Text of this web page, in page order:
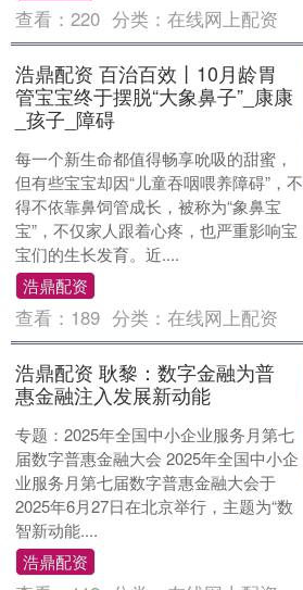
查看：220 分类：在线网上配资
浩鼎配资 百治百效丨10月龄胃
管宝宝终于摆脱“大象鼻子”_康康
_孩子_障碍
每一个新生命都值得畅享吮吸的甜蜜，
但有些宝宝却因“儿童吞咽喂养障碍”，不
得不依靠鼻饲管成长，被称为“象鼻宝
宝”，不仅家人跟着心疼，也严重影响宝
宝们的生长发育。近....
浩鼎配资
查看： 189 分类：在线网上配资
浩鼎配资 耿黎：数字金融为普
惠金融注入发展新动能
专题：2025年全国中小企业服务月第七
届数字普惠金融大会 2025年全国中小企
业服务月第七届数字普惠金融大会于
2025年6月27日在北京举行，主题为“数
智新动能....
浩鼎配资